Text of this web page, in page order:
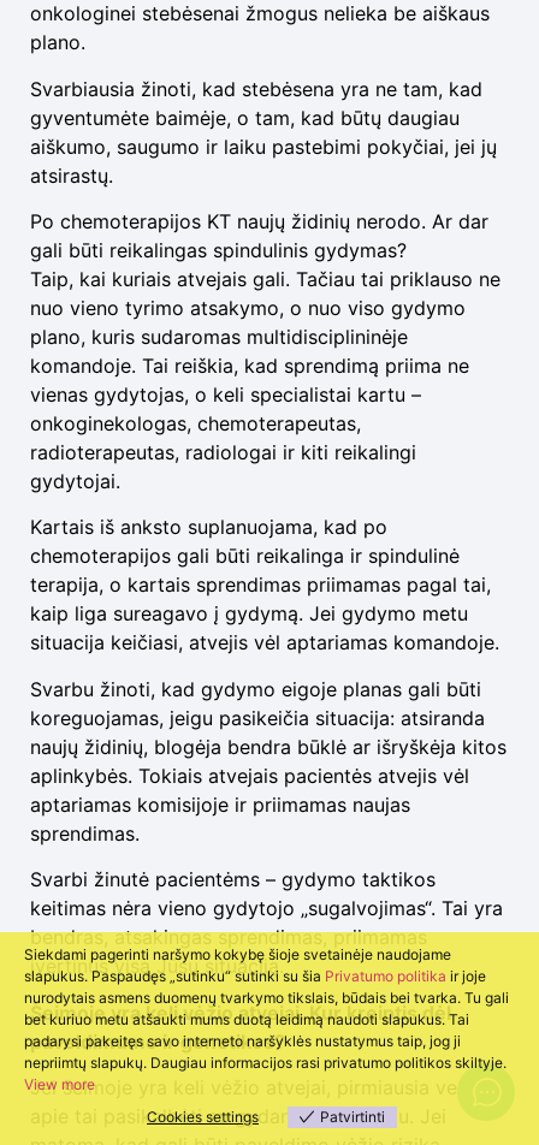
onkologinei stebėsenai žmogus nelieka be aiškaus
plano.
Svarbiausia žinoti, kad stebėsena yra ne tam, kad
gyventumėte baimėje, o tam, kad būtų daugiau
aiškumo, saugumo ir laiku pastebimi pokyčiai, jei jų
atsirastų.
Po chemoterapijos KT naujų židinių nerodo. Ar dar
gali būti reikalingas spindulinis gydymas?
Taip, kai kuriais atvejais gali. Tačiau tai priklauso ne
nuo vieno tyrimo atsakymo, o nuo viso gydymo
plano, kuris sudaromas multidisciplininėje
komandoje. Tai reiškia, kad sprendimą priima ne
vienas gydytojas, o keli specialistai kartu –
onkoginekologas, chemoterapeutas,
radioterapeutas, radiologai ir kiti reikalingi
gydytojai.
Kartais iš anksto suplanuojama, kad po
chemoterapijos gali būti reikalinga ir spindulinė
terapija, o kartais sprendimas priimamas pagal tai,
kaip liga sureagavo į gydymą. Jei gydymo metu
situacija keičiasi, atvejis vėl aptariamas komandoje.
Svarbu žinoti, kad gydymo eigoje planas gali būti
koreguojamas, jeigu pasikeičia situacija: atsiranda
naujų židinių, blogėja bendra būklė ar išryškėja kitos
aplinkybės. Tokiais atvejais pacientės atvejis vėl
aptariamas komisijoje ir priimamas naujas
sprendimas.
Svarbi žinutė pacientėms – gydymo taktikos
keitimas nėra vieno gydytojo „sugalvojimas“. Tai yra
bendras, atsakingas sprendimas, priimamas
įvertinus visą Jūsų situaciją.
Šeimoje yra keli vėžio atvejai. Kur kreiptis dėl
paveldimumo ir genetikos?
Jei šeimoje yra keli vėžio atvejai, pirmiausia verta
apie tai pasikalbėti su gydančiu onkologu. Jei
Siekdami pagerinti naršymo kokybę šioje svetainėje naudojame
slapukus. Paspaudęs „sutinku“ sutinki su šia Privatumo politika ir joje
nurodytais asmens duomenų tvarkymo tikslais, būdais bei tvarka. Tu gali
bet kuriuo metu atšaukti mums duotą leidimą naudoti slapukus. Tai
padarysi pakeitęs savo interneto naršyklės nustatymus taip, jog ji
nepriimtų slapukų. Daugiau informacijos rasi privatumo politikos skiltyje.
View more
Cookies settings
Patvirtinti